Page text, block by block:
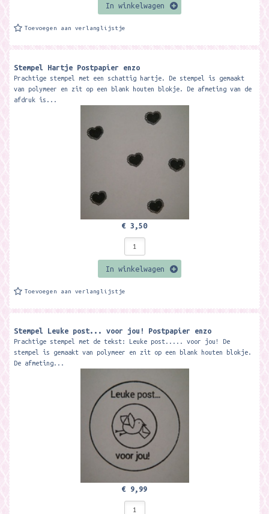
In winkelwagen
Toevoegen aan verlanglijstje
Stempel Hartje Postpapier enzo
Prachtige stempel met een schattig hartje. De stempel is gemaakt
van polymeer en zit op een blank houten blokje. De afmeting van de
afdruk is...
€ 3,50
In winkelwagen
Toevoegen aan verlanglijstje
Stempel Leuke post... voor jou! Postpapier enzo
Prachtige stempel met de tekst: Leuke post..... voor jou! De
stempel is gemaakt van polymeer en zit op een blank houten blokje.
De afmeting...
€ 9,99